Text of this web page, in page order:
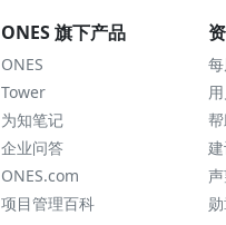
ONES 旗下产品
ONES
Tower
为知笔记
企业问答
ONES.com
项目管理百科